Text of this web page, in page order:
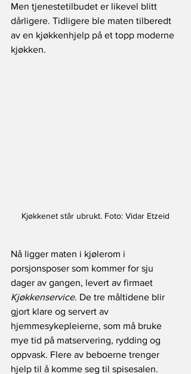
Men tjenestetilbudet er likevel blitt
dårligere. Tidligere ble maten tilberedt
av en kjøkkenhjelp på et topp moderne
kjøkken.
Kjøkkenet står ubrukt. Foto: Vidar Etzeid
Nå ligger maten i kjølerom i
porsjonsposer som kommer for sju
dager av gangen, levert av firmaet
Kjøkkenservice. De tre måltidene blir
gjort klare og servert av
hjemmesykepleierne, som må bruke
mye tid på matservering, rydding og
oppvask. Flere av beboerne trenger
hjelp til å komme seg til spisesalen.